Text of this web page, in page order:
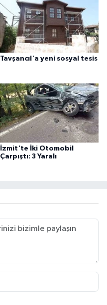
Tavşancıl'a yeni sosyal tesis
İzmit'te İki Otomobil
Çarpıştı: 3 Yaralı